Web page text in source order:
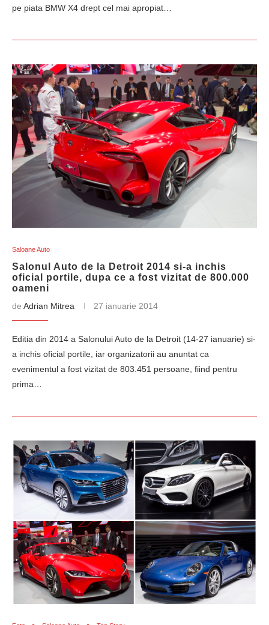
pe piata BMW X4 drept cel mai apropiat…
Saloane Auto
Salonul Auto de la Detroit 2014 si-a inchis
oficial portile, dupa ce a fost vizitat de 800.000
oameni
de Adrian Mitrea 27 ianuarie 2014
Editia din 2014 a Salonului Auto de la Detroit (14-27 ianuarie) si-
a inchis oficial portile, iar organizatorii au anuntat ca
evenimentul a fost vizitat de 803.451 persoane, fiind pentru
prima…